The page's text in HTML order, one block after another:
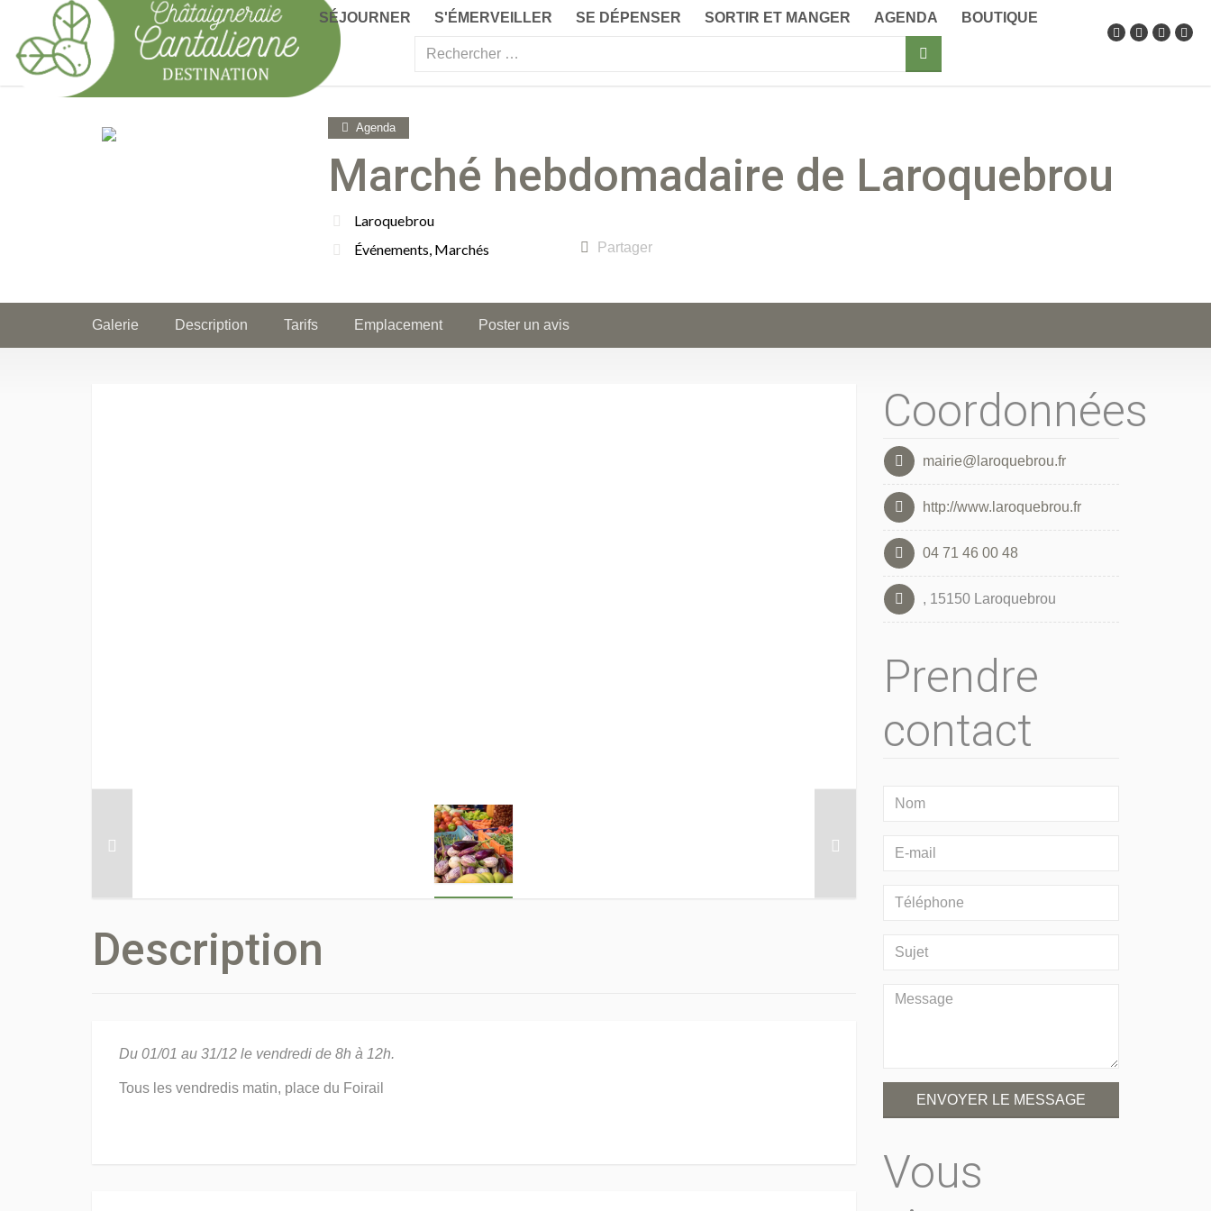
SÉJOURNER S'ÉMERVEILLER SE DÉPENSER SORTIR ET MANGER AGENDA BOUTIQUE
Agenda
Marché hebdomadaire de Laroquebrou
Laroquebrou
Événements, Marchés Partager
Galerie Description Tarifs Emplacement Poster un avis
Description
Du 01/01 au 31/12 le vendredi de 8h à 12h.
Tous les vendredis matin, place du Foirail
Coordonnées
mairie@laroquebrou.fr
http://www.laroquebrou.fr
04 71 46 00 48
, 15150 Laroquebrou
Prendre
contact
ENVOYER LE MESSAGE
Vous